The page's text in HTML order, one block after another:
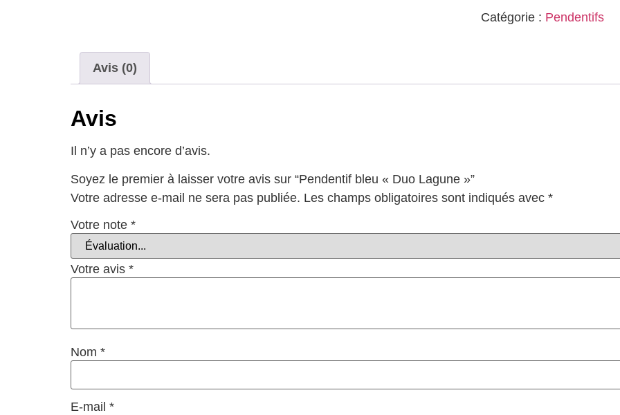
Catégorie : Pendentifs
Avis (0)
Avis
Il n’y a pas encore d’avis.
Soyez le premier à laisser votre avis sur “Pendentif bleu « Duo Lagune »”
Votre adresse e-mail ne sera pas publiée. Les champs obligatoires sont indiqués avec *
Votre note *
Votre avis *
Nom *
E-mail *